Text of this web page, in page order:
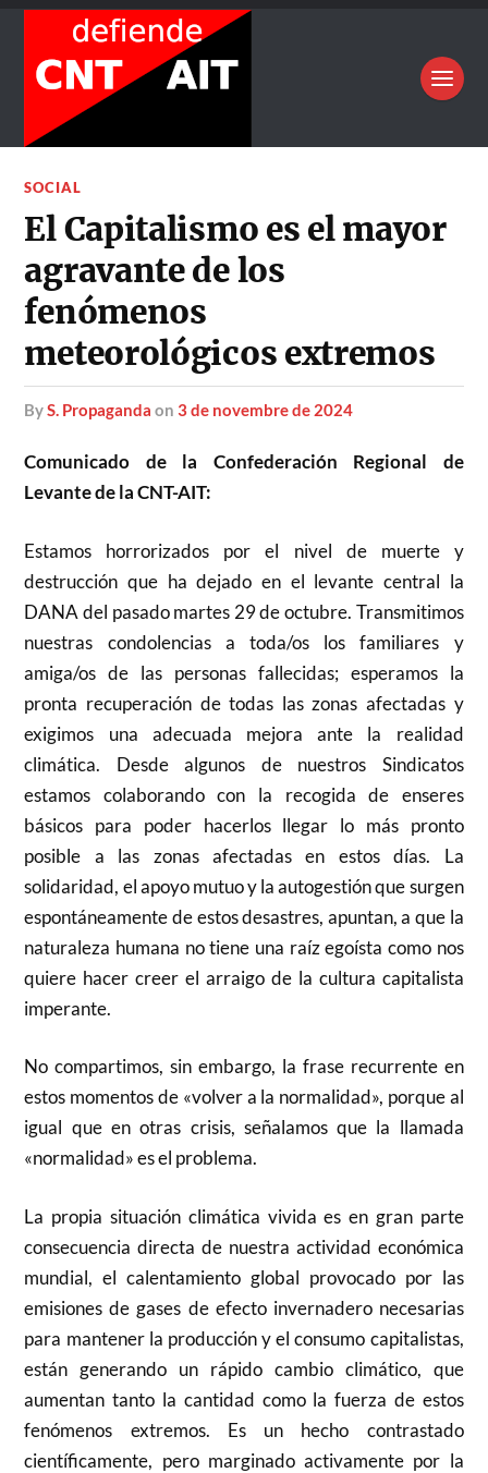
SOCIAL
El Capitalismo es el mayor
agravante de los
fenómenos
meteorológicos extremos
byS. Propaganda on3 de novembre de 2024
Comunicado de la Confederación Regional de
Levante de la CNT-AIT:
Estamos horrorizados por el nivel de muerte y
destrucción que ha dejado en el levante central la
DANA del pasado martes 29 de octubre. Transmitimos
nuestras condolencias a toda/os los familiares y
amiga/os de las personas fallecidas; esperamos la
pronta recuperación de todas las zonas afectadas y
exigimos una adecuada mejora ante la realidad
climática. Desde algunos de nuestros Sindicatos
estamos colaborando con la recogida de enseres
básicos para poder hacerlos llegar lo más pronto
posible a las zonas afectadas en estos días. La
solidaridad, el apoyo mutuo y la autogestión que surgen
espontáneamente de estos desastres, apuntan, a que la
naturaleza humana no tiene una raíz egoísta como nos
quiere hacer creer el arraigo de la cultura capitalista
imperante.
No compartimos, sin embargo, la frase recurrente en
estos momentos de «volver a la normalidad», porque al
igual que en otras crisis, señalamos que la llamada
«normalidad» es el problema.
La propia situación climática vivida es en gran parte
consecuencia directa de nuestra actividad económica
mundial, el calentamiento global provocado por las
emisiones de gases de efecto invernadero necesarias
para mantener la producción y el consumo capitalistas,
están generando un rápido cambio climático, que
aumentan tanto la cantidad como la fuerza de estos
fenómenos extremos. Es un hecho contrastado
científicamente, pero marginado activamente por la